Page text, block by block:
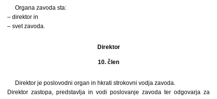
Organa zavoda sta:
– direktor in
– svet zavoda.
Direktor
10. člen
Direktor je poslovodni organ in hkrati strokovni vodja zavoda.
Direktor zastopa, predstavlja in vodi poslovanje zavoda ter odgovarja za